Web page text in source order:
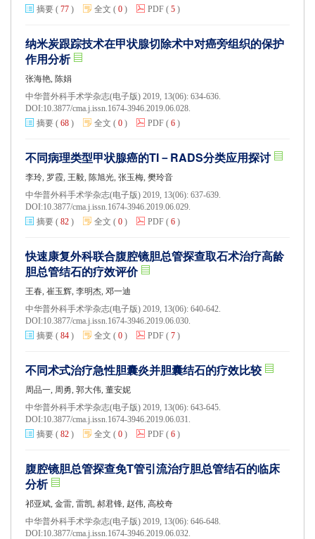
摘要 ( 77 ) 全文 ( 0 ) PDF ( 5 )
纳米炭跟踪技术在甲状腺切除术中对癌旁组织的保护
作用分析
张海艳, 陈娟
中华普外科手术学杂志(电子版) 2019, 13(06): 634-636.
DOI:10.3877/cma.j.issn.1674-3946.2019.06.028.
摘要 ( 68 ) 全文 ( 0 ) PDF ( 6 )
不同病理类型甲状腺癌的TI－RADS分类应用探讨
李玲, 罗霞, 王毅, 陈旭光, 张玉梅, 樊玲音
中华普外科手术学杂志(电子版) 2019, 13(06): 637-639.
DOI:10.3877/cma.j.issn.1674-3946.2019.06.029.
摘要 ( 82 ) 全文 ( 0 ) PDF ( 6 )
快速康复外科联合腹腔镜胆总管探查取石术治疗高龄
胆总管结石的疗效评价
王春, 崔玉辉, 李明杰, 邓一迪
中华普外科手术学杂志(电子版) 2019, 13(06): 640-642.
DOI:10.3877/cma.j.issn.1674-3946.2019.06.030.
摘要 ( 84 ) 全文 ( 0 ) PDF ( 7 )
不同术式治疗急性胆囊炎并胆囊结石的疗效比较
周品一, 周勇, 郭大伟, 董安妮
中华普外科手术学杂志(电子版) 2019, 13(06): 643-645.
DOI:10.3877/cma.j.issn.1674-3946.2019.06.031.
摘要 ( 82 ) 全文 ( 0 ) PDF ( 6 )
腹腔镜胆总管探查免T管引流治疗胆总管结石的临床
分析
祁亚斌, 金雷, 雷凯, 郝君锋, 赵伟, 高校奇
中华普外科手术学杂志(电子版) 2019, 13(06): 646-648.
DOI:10.3877/cma.j.issn.1674-3946.2019.06.032.